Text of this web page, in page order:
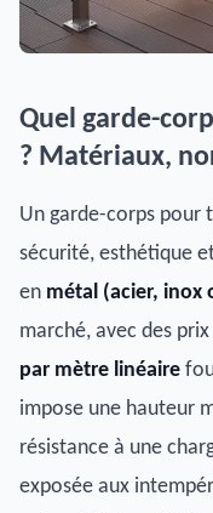
Quel garde-
? Matériaux,
Un garde-corps pour
sécurité, esthétique
en métal (acier, inox
marché, avec des
par mètre linéaire
impose une hauteur
résistance à une
exposée aux